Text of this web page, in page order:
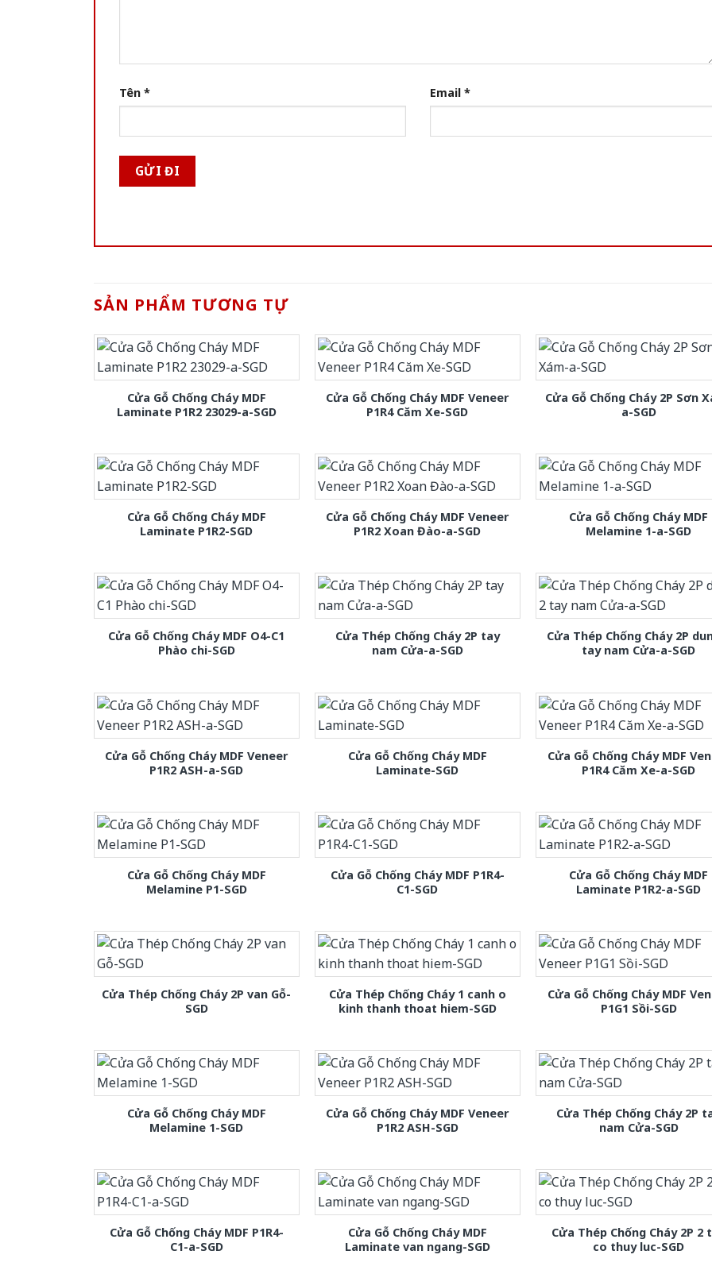
Tên * Email *
SẢN PHẨM TƯƠNG TỰ
Cửa Gỗ Chống Cháy MDF
Laminate P1R2 23029-a-SGD
Cửa Gỗ Chống Cháy MDF Veneer
P1R4 Căm Xe-SGD
Cửa Gỗ Chống Cháy 2P Sơn
a-SGD
Cửa Gỗ Chống Cháy MDF
Laminate P1R2-SGD
Cửa Gỗ Chống Cháy MDF Veneer
P1R2 Xoan Đào-a-SGD
Cửa Gỗ Chống Cháy MDF
Melamine 1-a-SGD
Cửa Gỗ Chống Cháy MDF O4-C1
Phào chi-SGD
Cửa Thép Chống Cháy 2P tay
nam Cửa-a-SGD
Cửa Thép Chống Cháy 2P
tay nam Cửa-a-SGD
Cửa Gỗ Chống Cháy MDF Veneer
P1R2 ASH-a-SGD
Cửa Gỗ Chống Cháy MDF
Laminate-SGD
Cửa Gỗ Chống Cháy MDF
P1R4 Căm Xe-a-SGD
Cửa Gỗ Chống Cháy MDF
Melamine P1-SGD
Cửa Gỗ Chống Cháy MDF P1R4-
C1-SGD
Cửa Gỗ Chống Cháy MDF
Laminate P1R2-a-SGD
Cửa Thép Chống Cháy 2P van Gỗ-
SGD
Cửa Thép Chống Cháy 1 canh o
kinh thanh thoat hiem-SGD
Cửa Gỗ Chống Cháy MDF
P1G1 Sồi-SGD
Cửa Gỗ Chống Cháy MDF
Melamine 1-SGD
Cửa Gỗ Chống Cháy MDF Veneer
P1R2 ASH-SGD
Cửa Thép Chống Cháy 2P
nam Cửa-SGD
Cửa Gỗ Chống Cháy MDF P1R4-
C1-a-SGD
Cửa Gỗ Chống Cháy MDF
Laminate van ngang-SGD
Cửa Thép Chống Cháy 2P 2
co thuy luc-SGD